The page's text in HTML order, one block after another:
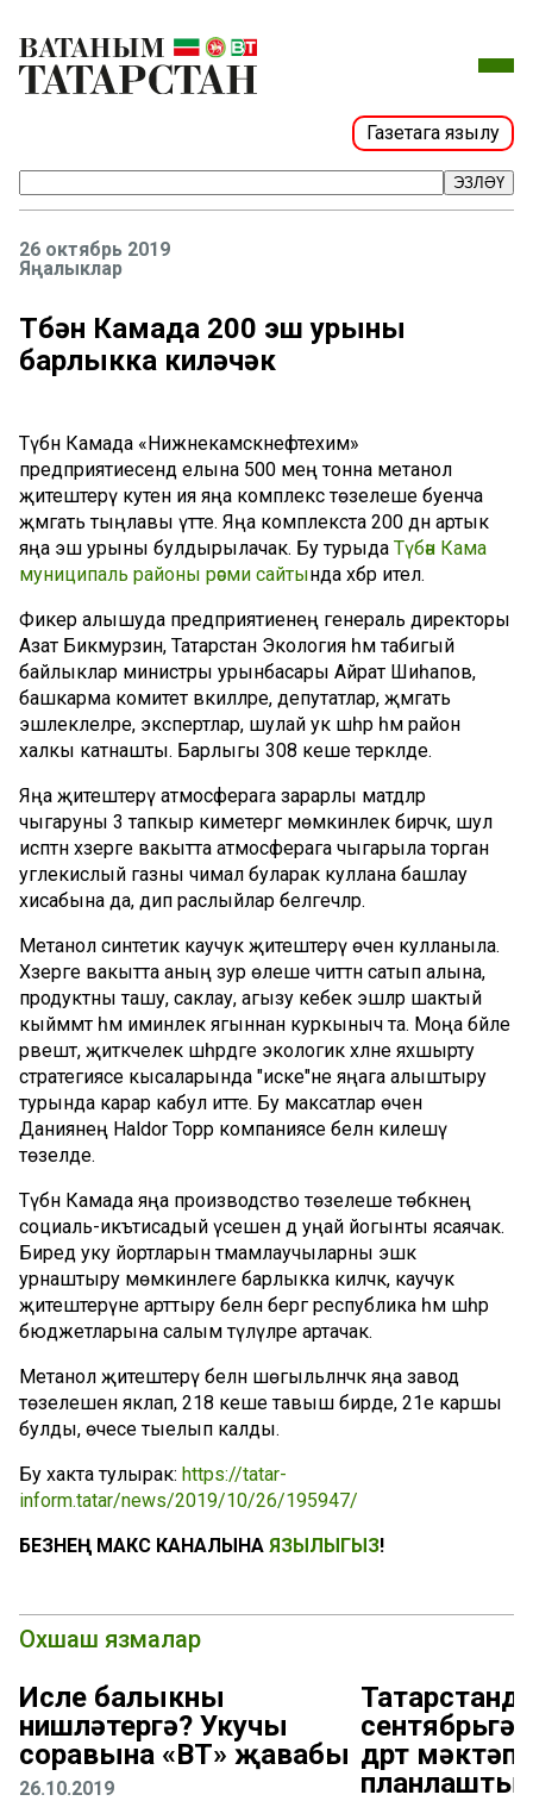
Газетага язылу
ЭЗЛӘҮ
26 октябрь 2019
Яңалыклар
Түбән Камада 200 эш урыны
барлыкка киләчәк
Түбән Камада «Нижнекамскнефтехим»
предприятиесендә елына 500 мең тонна метанол
җитештерү куәтенә ия яңа комплекс төзелеше буенча
җәмәгать тыңлавы үтте. Яңа комплекста 200 дән артык
яңа эш урыны булдырылачак. Бу турыда Түбән Кама
муниципаль районы рәсми сайтында хәбәр ителә.
Фикер алышуда предприятиенең генераль директоры
Азат Бикмурзин, Татарстан Экология һәм табигый
байлыклар министры урынбасары Айрат Шиһапов,
башкарма комитет вәкилләре, депутатлар, җәмәгать
эшлеклеләре, экспертлар, шулай ук шәһәр һәм район
халкы катнашты. Барлыгы 308 кеше теркәлде.
Яңа җитештерү атмосферага зарарлы матдәләр
чыгаруны 3 тапкыр киметергә мөмкинлек бирәчәк, шул
исәптән хәзерге вакытта атмосферага чыгарыла торган
углекислый газны чимал буларак куллана башлау
хисабына да, дип раслыйлар белгечләр.
Метанол синтетик каучук җитештерү өчен кулланыла.
Хәзерге вакытта аның зур өлеше читтән сатып алына,
продуктны ташу, саклау, агызу кебек эшләр шактый
кыйммәт һәм иминлек ягыннан куркыныч та. Моңа бәйле
рәвештә, җитәкчелек шәһәрдәге экологик хәлне яхшырту
стратегиясе кысаларында "иске"не яңага алыштыру
турында карар кабул итте. Бу максатлар өчен
Даниянең Haldor Торр компаниясе белән килешү
төзелде.
Түбән Камада яңа производство төзелеше төбәкнең
социаль-икътисадый үсешенә дә уңай йогынты ясаячак.
Биредә уку йортларын тәмамлаучыларны эшкә
урнаштыру мөмкинлеге барлыкка киләчәк, каучук
җитештерүне арттыру белән бергә республика һәм шәһәр
бюджетларына салым түләүләре артачак.
Метанол җитештерү белән шөгыльләнәчәк яңа завод
төзелешен яклап, 218 кеше тавыш бирде, 21е каршы
булды, өчесе тыелып калды.
Бу хакта тулырак: https://tatar-
inform.tatar/news/2019/10/26/195947/
БЕЗНЕҢ МАКС КАНАЛЫНА ЯЗЫЛЫГЫЗ!
Охшаш язмалар
Исле балыкны
нишләтергә? Укучы
соравына «ВТ» җавабы
26.10.2019
сентябрьгә
дүрт мәктәп